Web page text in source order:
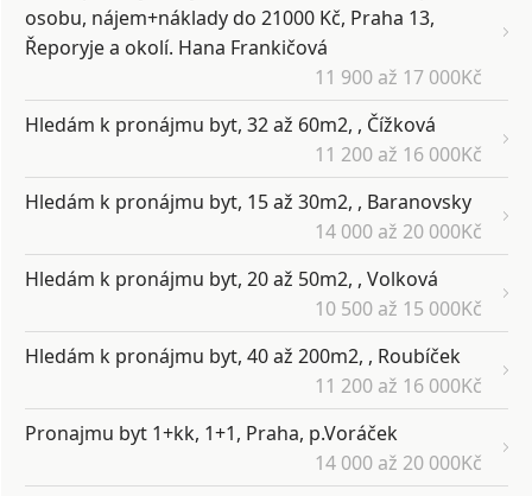
osobu, nájem+náklady do 21000 Kč, Praha 13,
Řeporyje a okolí. Hana Frankičová
11 900 až 17 000Kč
Hledám k pronájmu byt, 32 až 60m2, , Čížková
11 200 až 16 000Kč
Hledám k pronájmu byt, 15 až 30m2, , Baranovsky
14 000 až 20 000Kč
Hledám k pronájmu byt, 20 až 50m2, , Volková
10 500 až 15 000Kč
Hledám k pronájmu byt, 40 až 200m2, , Roubíček
11 200 až 16 000Kč
Pronajmu byt 1+kk, 1+1, Praha, p.Voráček
14 000 až 20 000Kč